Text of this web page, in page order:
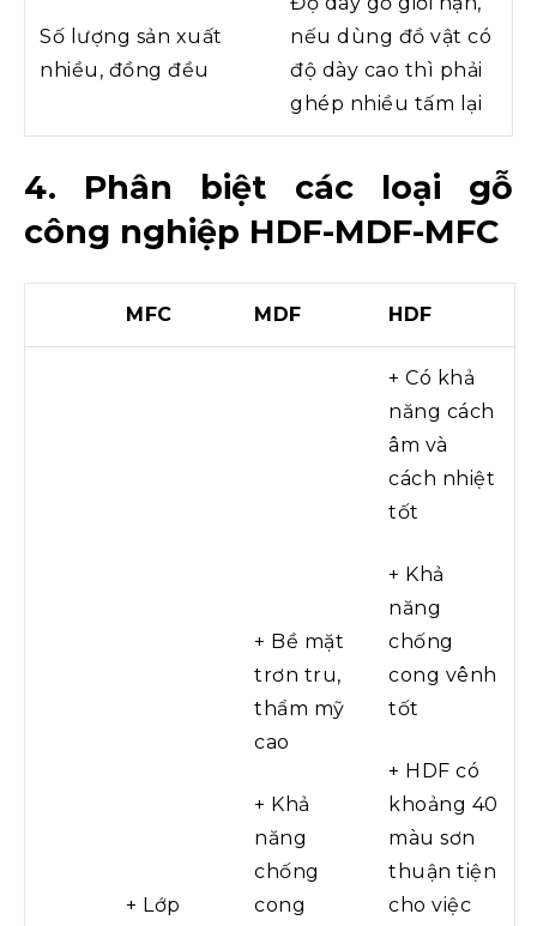
Số lượng sản xuất
nhiều, đồng đều
nếu dùng đồ vật có
độ dày cao thì phải
ghép nhiều tấm lại
4. Phân biệt các loại gỗ
công nghiệp HDF-MDF-MFC
MFC MDF HDF
+ Lớp
+ Bề mặt
trơn tru,
thẩm mỹ
cao
+ Khả
năng
chống
cong
+ Có khả
năng cách
âm và
cách nhiệt
tốt
+ Khả
năng
chống
cong vênh
tốt
+ HDF có
khoảng 40
màu sơn
thuận tiện
cho việc